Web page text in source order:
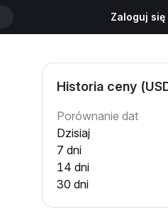
Zaloguj się
Historia ceny
Porównanie dat
Dzisiaj
7 dni
14 dni
30 dni